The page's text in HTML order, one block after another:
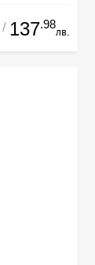
/ 137.98
лв.